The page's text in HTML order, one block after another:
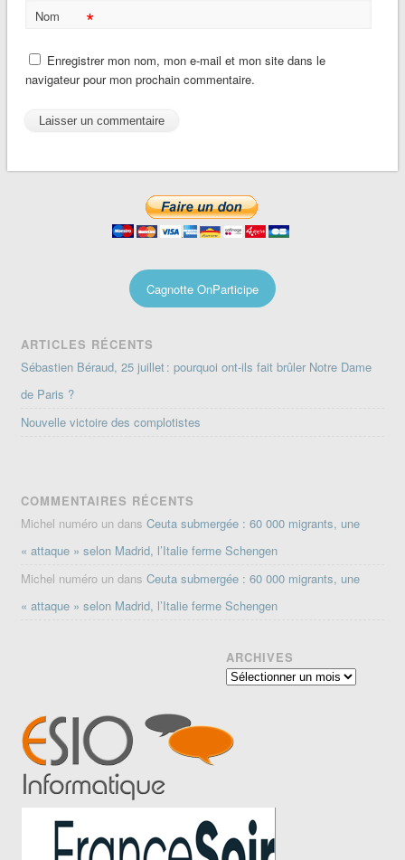
Nom *
Enregistrer mon nom, mon e-mail et mon site dans le
navigateur pour mon prochain commentaire.
Cagnotte OnParticipe
ARTICLES RÉCENTS
Sébastien Béraud, 25 juillet : pourquoi ont-ils fait brûler Notre Dame
de Paris ?
Nouvelle victoire des complotistes
COMMENTAIRES RÉCENTS
Michel numéro un dansCeuta submergée : 60 000 migrants, une
« attaque » selon Madrid, l’Italie ferme Schengen
Michel numéro un dansCeuta submergée : 60 000 migrants, une
« attaque » selon Madrid, l’Italie ferme Schengen
ARCHIVES
Archives